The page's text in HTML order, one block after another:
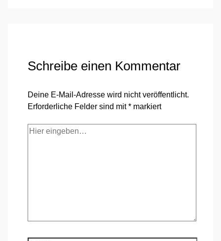
Schreibe einen Kommentar
Deine E-Mail-Adresse wird nicht veröffentlicht.
Erforderliche Felder sind mit* markiert
Hier